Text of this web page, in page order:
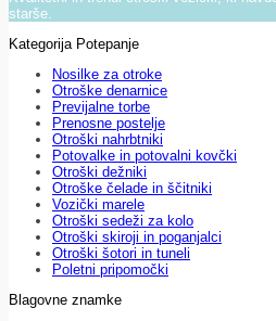
starše.
Kategorija Potepanje
Nosilke za otroke
Otroške denarnice
Previjalne torbe
Prenosne postelje
Otroški nahrbtniki
Potovalke in potovalni kovčki
Otroški dežniki
Otroške čelade in ščitniki
Vozički marele
Otroški sedeži za kolo
Otroški skiroji in poganjalci
Otroški šotori in tuneli
Poletni pripomočki
Blagovne znamke